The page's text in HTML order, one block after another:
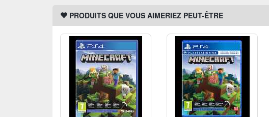
PRODUITS QUE VOUS AIMERIEZ PEUT-ÊTRE